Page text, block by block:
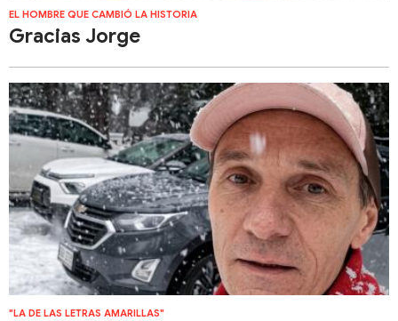
EL HOMBRE QUE CAMBIÓ LA HISTORIA
Gracias Jorge
"LA DE LAS LETRAS AMARILLAS"